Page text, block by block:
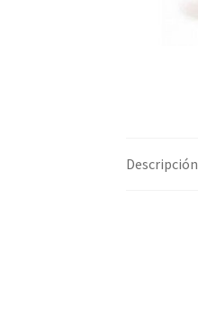
Descripción